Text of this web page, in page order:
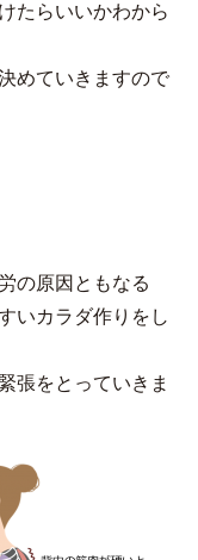
たらいいかわから
めていきますので
の原因ともなる
いカラダ作りをし
張をとっていきま